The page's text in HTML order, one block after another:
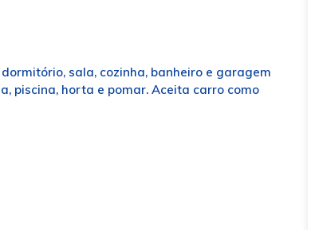
sala, cozinha, banheiro e garagem
piscina, horta e pomar. Aceita carro como